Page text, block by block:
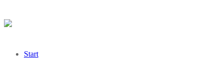
Start